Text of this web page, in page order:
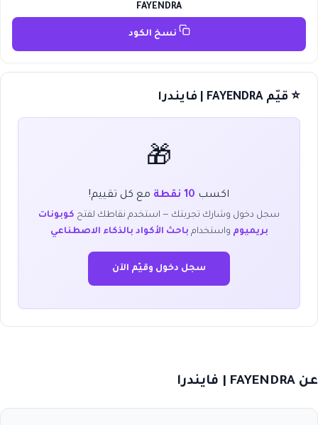
FAYENDRA
نسخ الكود
⭐ قيّم FAYENDRA | فايندرا
🎁
اكسب 10 نقطة مع كل تقييم!
سجل دخول وشارك تجربتك — استخدم نقاطك لفتح كوبونات
بريميوم واستخدام باحث الأكواد بالذكاء الاصطناعي
سجل دخول وقيّم الآن
عن FAYENDRA | فايندرا